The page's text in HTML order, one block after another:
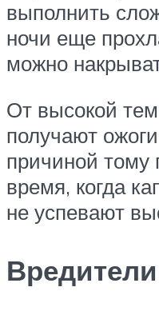
выполнить
ночи еще
можно
От высокой
получают
причиной тому
время, когда
не успевают
Вредители